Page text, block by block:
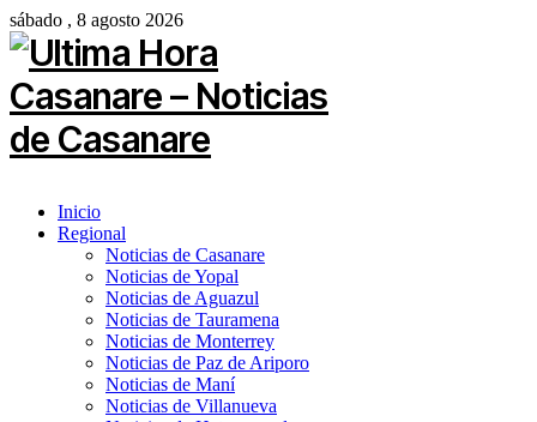
sábado , 8 agosto 2026
Inicio
Regional
Noticias de Casanare
Noticias de Yopal
Noticias de Aguazul
Noticias de Tauramena
Noticias de Monterrey
Noticias de Paz de Ariporo
Noticias de Maní
Noticias de Villanueva